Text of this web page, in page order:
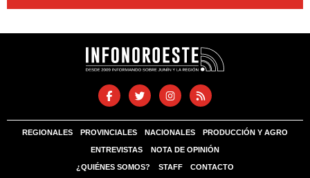
REGIONALES PROVINCIALES NACIONALES PRODUCCIÓN Y AGRO
ENTREVISTAS NOTA DE OPINIÓN
¿QUIÉNES SOMOS? STAFF CONTACTO